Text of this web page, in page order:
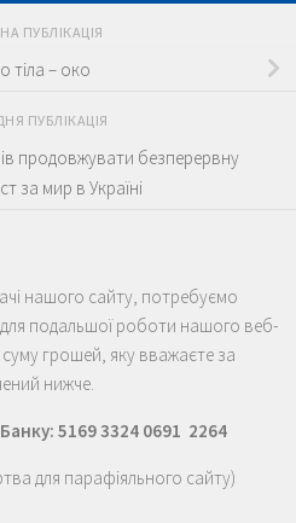
ПУБЛІКАЦІЯ
тіла – око
ПУБЛІКАЦІЯ
продовжувати безперервну
за мир в Україні
нашого сайту, потребуємо
подальшої роботи нашого веб-
суму грошей, яку вважаєте за
нижче.
5169 3324 0691 2264
для парафіяльного сайту)